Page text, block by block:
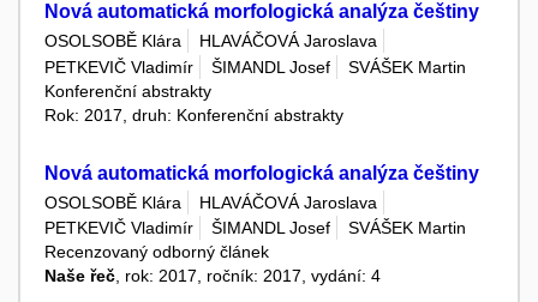
Nová automatická morfologická analýza češtiny
OSOLSOBĚ Klára
HLAVÁČOVÁ Jaroslava
PETKEVIČ Vladimír
ŠIMANDL Josef
SVÁŠEK Martin
Konferenční abstrakty
Rok: 2017, druh: Konferenční abstrakty
Nová automatická morfologická analýza češtiny
OSOLSOBĚ Klára
HLAVÁČOVÁ Jaroslava
PETKEVIČ Vladimír
ŠIMANDL Josef
SVÁŠEK Martin
Recenzovaný odborný článek
Naše řeč, rok: 2017, ročník: 2017, vydání: 4